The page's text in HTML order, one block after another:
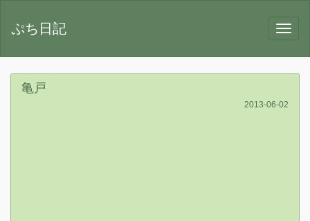
ぷち日記
亀戸
2013-06-02